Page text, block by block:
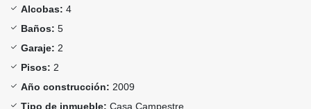
Alcobas: 4
Baños: 5
Garaje: 2
Pisos: 2
Año construcción: 2009
Tipo de inmueble: Casa Campestre